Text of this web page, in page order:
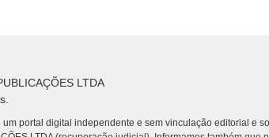
LTDA
um portal digital independente e sem vinculação editorial e